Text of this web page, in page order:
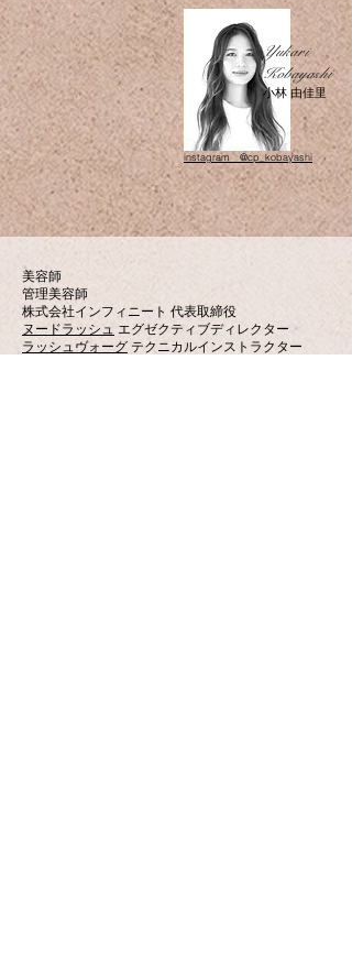
Yukari
Kobayashi
小林 由佳里
instagram @cp_kobayashi
美容師
管理美容師
​株式会社インフィニート 代表取締役
​ヌードラッシュ エグゼクティブディレクター
ラッシュヴォーグ テクニカルインストラクター